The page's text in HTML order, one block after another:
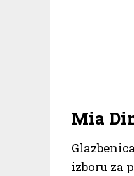
Mia
Glazbenica
izboru za